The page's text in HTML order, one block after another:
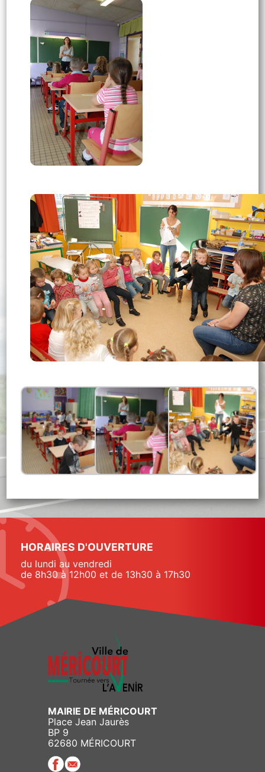
HORAIRES D'OUVERTURE
du lundi au vendredi
de 8h30 à 12h00 et de 13h30 à 17h30
MAIRIE DE MÉRICOURT
Place Jean Jaurès
BP 9
62680 MÉRICOURT